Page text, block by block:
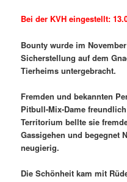
Bei der KVH eingestellt:
Bounty wurde im
Sicherstellung auf dem
Tierheims untergebracht.
Fremden und bekannten
Pitbull-Mix-Dame
Territorium bellte sie
Gassigehen und begegnet
neugierig.
Die Schönheit kam mit